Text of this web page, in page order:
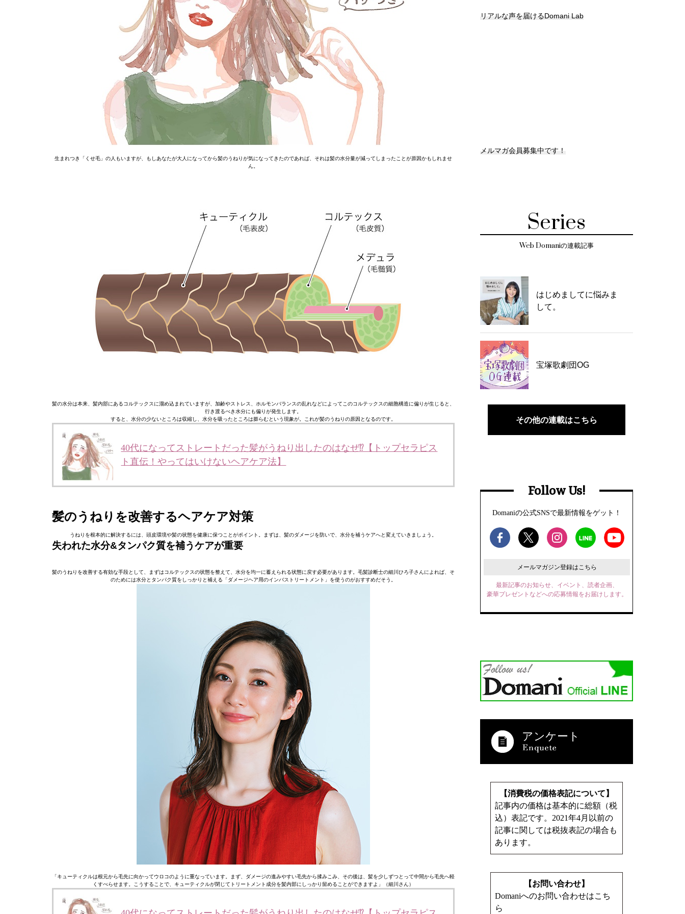
生まれつき「くせ毛」の人もいますが、もしあなたが大人になってから髪のうねりが気になってきたのであれば、それは髪の水分量が減ってしまったことが原因かもしれませ
ん。
髪の水分は本来、髪内部にあるコルテックスに溜め込まれていますが、加齢やストレス、ホルモンバランスの乱れなどによってこのコルテックスの細胞構造に偏りが生じると、
行き渡るべき水分にも偏りが発生します。
すると、水分の少ないところは収縮し、水分を吸ったところは膨らむという現象が。これが髪のうねりの原因となるのです。
40代になってストレートだった髪がうねり出したのはなぜ⁉︎【トップセラピス
ト直伝！やってはいけないヘアケア法】
髪のうねりを改善するヘアケア対策
うねりを根本的に解決するには、頭皮環境や髪の状態を健康に保つことがポイント。まずは、髪のダメージを防いで、水分を補うケアへと変えていきましょう。
失われた水分&タンパク質を補うケアが重要
髪のうねりを改善する有効な手段として、まずはコルテックスの状態を整えて、水分を均一に蓄えられる状態に戻す必要があります。毛髪診断士の細川ひろ子さんによれば、そ
のためには水分とタンパク質をしっかりと補える「ダメージヘア用のインバストリートメント」を使うのがおすすめだそう。
「キューティクルは根元から毛先に向かってウロコのように重なっています。まず、ダメージの進みやすい毛先から揉みこみ、その後は、髪を少しずつとって中間から毛先へ軽
くすべらせます。こうすることで、キューティクルが閉じてトリートメント成分を髪内部にしっかり留めることができますよ」（細川さん）
リアルな声を届けるDomani Lab
メルマガ会員募集中です！
Series
Web Domaniの連載記事
はじめましてに悩みま
して。
宝塚歌劇団OG
その他の連載はこちら
Follow Us!
Domaniの公式SNSで最新情報をゲット！
メールマガジン登録はこちら
最新記事のお知らせ、イベント、読者企画、
豪華プレゼントなどへの応募情報をお届けします。
アンケート
【消費税の価格表記について】
記事内の価格は基本的に総額（税
込）表記です。2021年4月以前の
記事に関しては税抜表記の場合も
あります。
【お問い合わせ】
Domaniへのお問い合わせはこち
ら